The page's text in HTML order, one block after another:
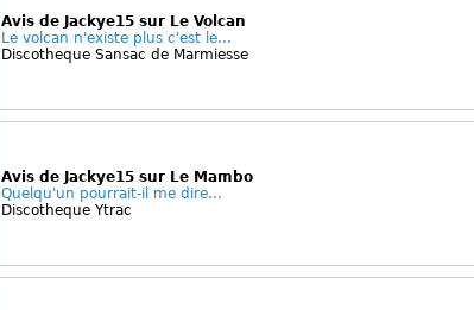
Avis de Jackye15 sur Le Volcan
Le volcan n'existe plus c'est le...
Discotheque Sansac de Marmiesse
Avis de Jackye15 sur Le Mambo
Quelqu'un pourrait-il me dire...
Discotheque Ytrac